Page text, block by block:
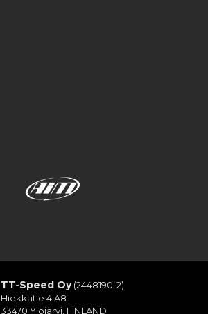
TT-Speed Oy(2448190-2)
Hiekkatie 4 A8
33470 Ylöjärvi, FINLAND